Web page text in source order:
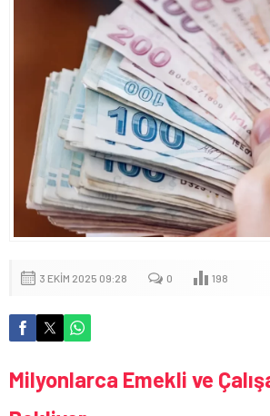
3 EKIM 2025 09:28 0 198
Milyonlarca Emekli ve